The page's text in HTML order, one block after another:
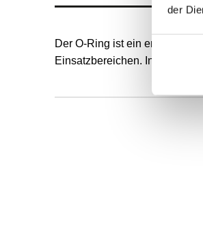
der
Der O-Ring ist ein endlos
Einsatzbereichen.